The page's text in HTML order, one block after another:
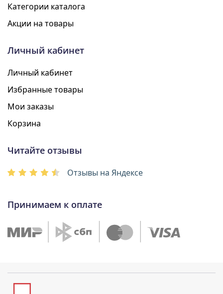
Категории каталога
Акции на товары
Личный кабинет
Личный кабинет
Избранные товары
Мои заказы
Корзина
Читайте отзывы
Отзывы на Яндексе
Принимаем к оплате